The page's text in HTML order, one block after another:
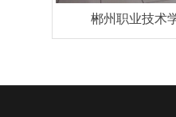
郴州职业技术